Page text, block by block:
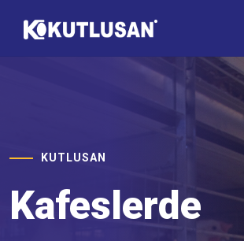
KUTLUSAN
Kafeslerde